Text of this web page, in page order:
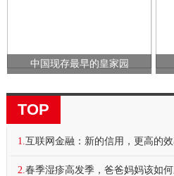
中国现存最早的皇家园
TOP
1. 互联网金融：新的信用，更高的
2. 春季湿疹高发季，爸爸妈妈该如何